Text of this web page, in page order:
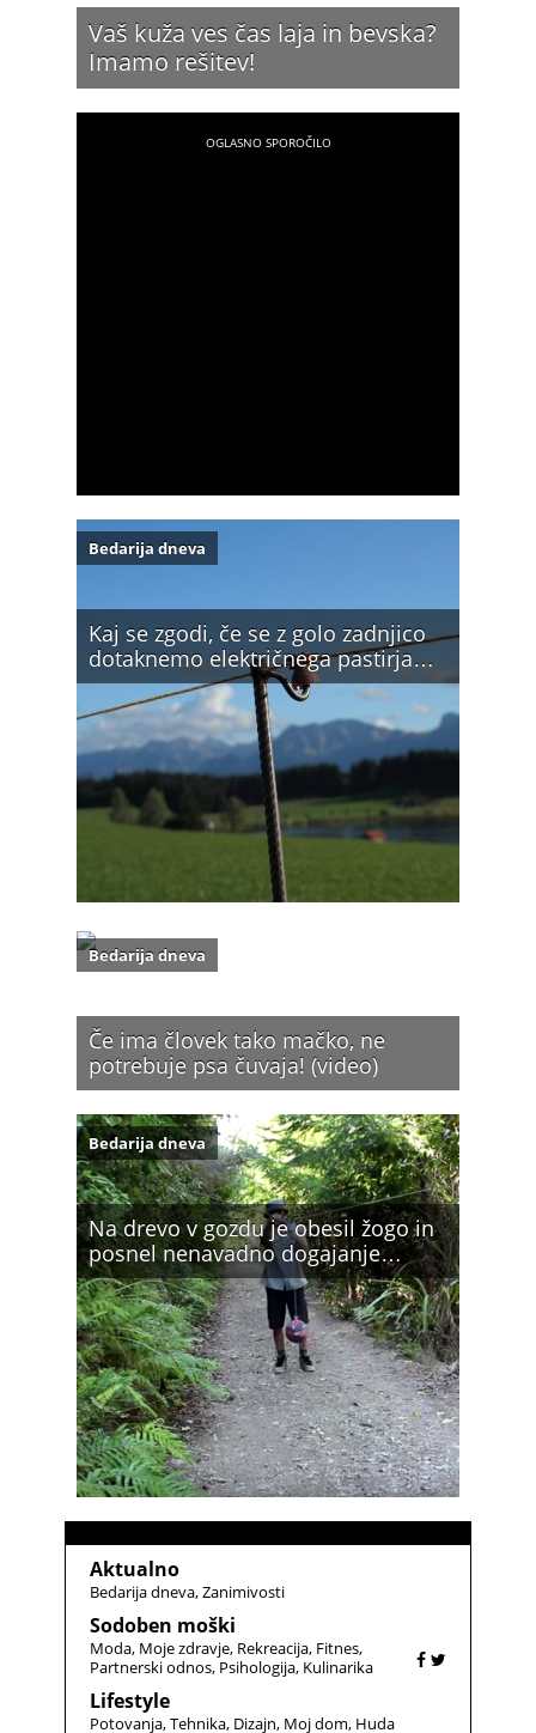
Vaš kuža ves čas laja in bevska?
Imamo rešitev!
Kaj se zgodi, če se z golo zadnjico
dotaknemo električnega pastirja…
Bedarija dneva
Če ima človek tako mačko, ne
potrebuje psa čuvaja! (video)
Bedarija dneva
Na drevo v gozdu je obesil žogo in
posnel nenavadno dogajanje…
Bedarija dneva
Aktualno
Bedarija dneva Zanimivosti
Sodoben moški
Moda Moje zdravje Rekreacija Fitnes
Partnerski odnos Psihologija Kulinarika
Lifestyle
Potovanja Tehnika Dizajn Moj dom Huda